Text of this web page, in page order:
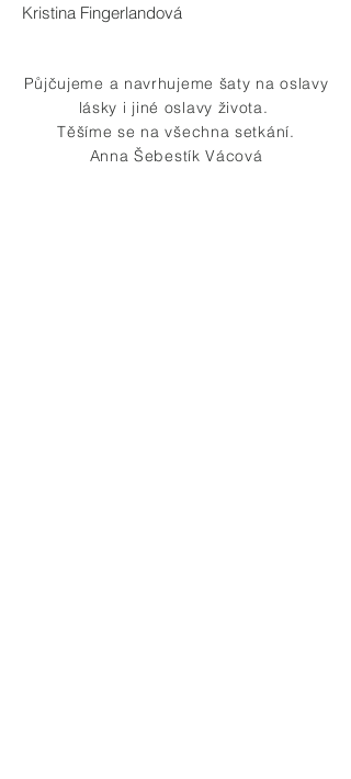
Kristina Fingerlandová
Půjčujeme a navrhujeme šaty na oslavy
lásky i jiné oslavy života.
Těšíme se na všechna setkání.
Anna Šebestík Vácová